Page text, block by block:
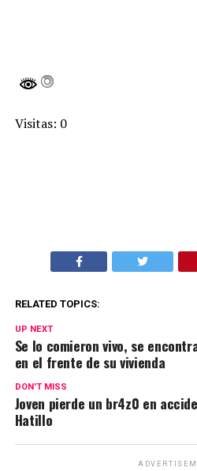
Visitas: 0
RELATED TOPICS:
UP NEXT
Se lo comieron vivo, se
en el frente de su vivienda
DON'T MISS
Joven pierde un br4z0 en
Hatillo